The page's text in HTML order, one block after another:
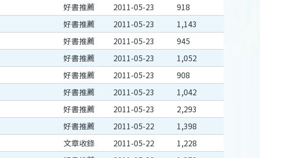
好書推薦 2011-05-23
918
好書推薦 2011-05-23
1,143
好書推薦 2011-05-23
945
好書推薦 2011-05-23
1,052
好書推薦 2011-05-23
908
好書推薦 2011-05-23
1,042
好書推薦 2011-05-23
2,293
好書推薦 2011-05-22
1,398
文章收錄 2011-05-22
1,228